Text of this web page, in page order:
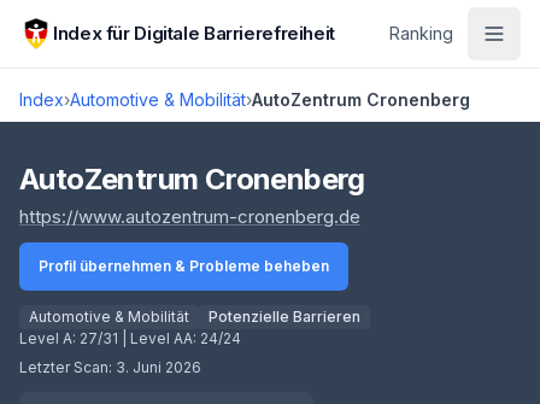
Zum Hauptinhalt springen
Index für Digitale Barrierefreiheit Ranking
Index›Automotive & Mobilität›AutoZentrum Cronenberg
Score lädt
AutoZentrum Cronenberg
https://www.autozentrum-cronenberg.de
Profil übernehmen & Probleme beheben
Automotive & Mobilität
Potenzielle Barrieren
Level A: 27/31 | Level AA: 24/24
Letzter Scan: 3. Juni 2026